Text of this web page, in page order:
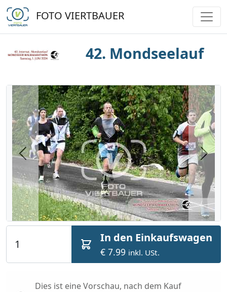
FOTO VIERTBAUER
42. Mondseelauf
Previous Next
In den Einkaufswagen
€ 7.99 inkl. USt.
Dies ist eine Vorschau, nach dem Kauf